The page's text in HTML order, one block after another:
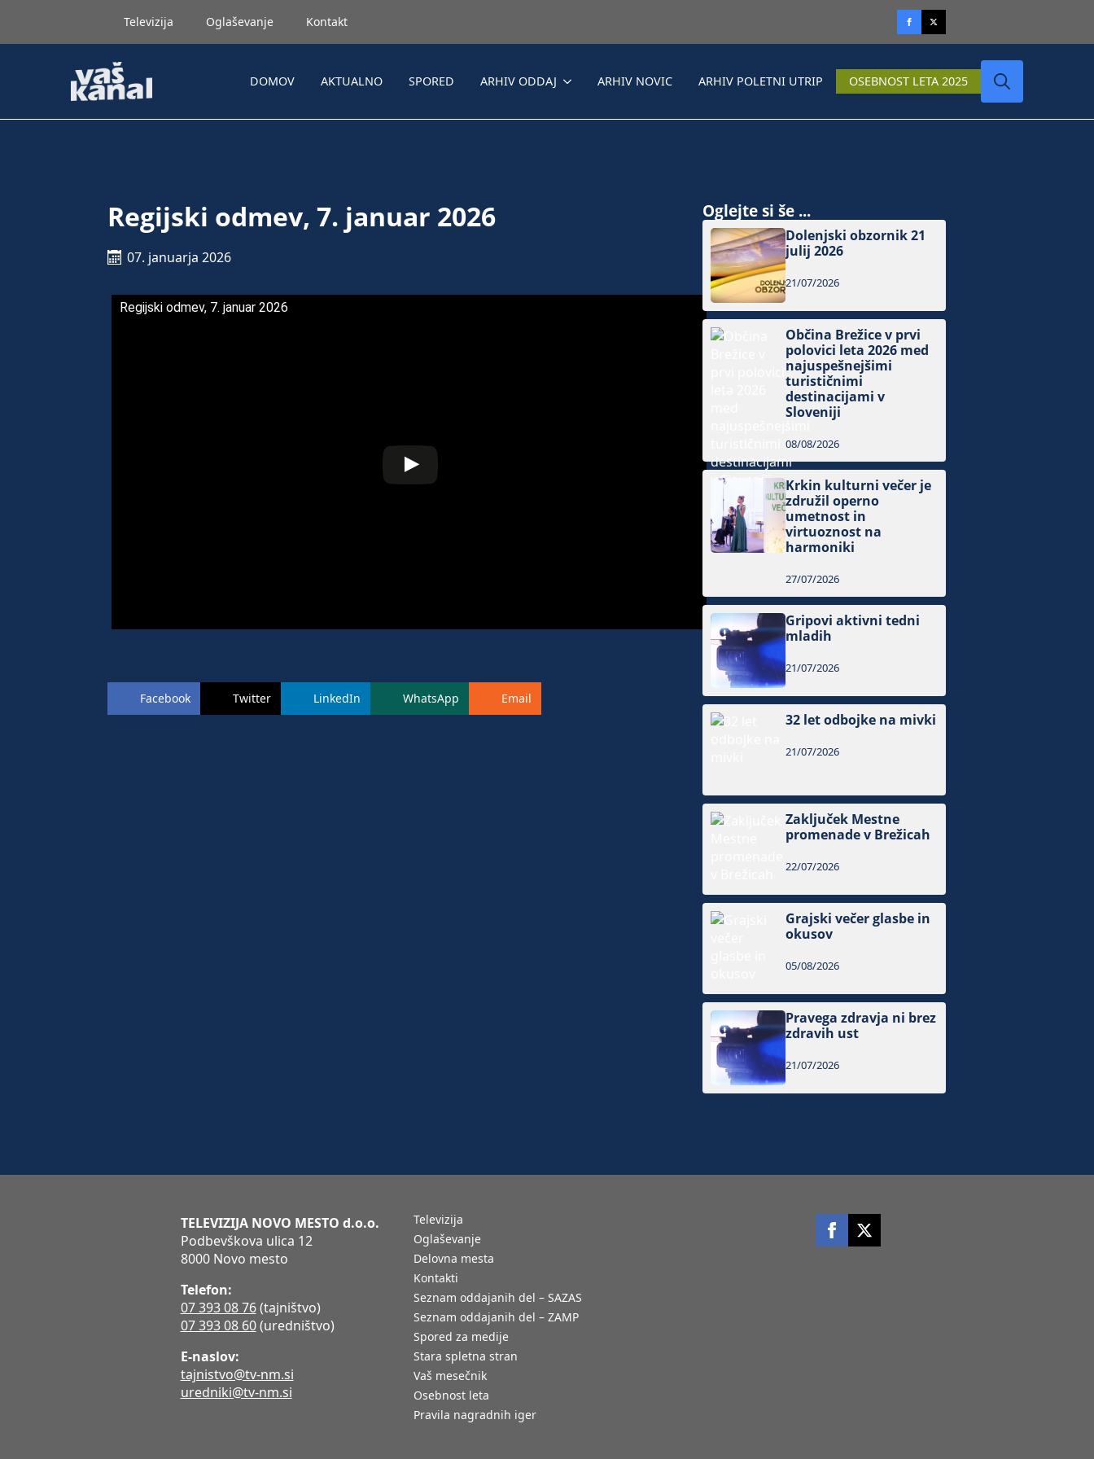
Televizija Oglaševanje Kontakt
DOMOV AKTUALNO SPORED ARHIV ODDAJ ARHIV NOVIC ARHIV POLETNI UTRIP OSEBNOST LETA 2025
Regijski odmev, 7. januar 2026
07. januarja 2026
Regijski odmev, 7. januar 2026
Facebook Twitter LinkedIn WhatsApp Email
Oglejte si še ...
Dolenjski obzornik 21
julij 2026
21/07/2026
Občina Brežice v prvi
polovici leta 2026 med
najuspešnejšimi
turističnimi
destinacijami v
Sloveniji
08/08/2026
Krkin kulturni večer je
združil operno
umetnost in
virtuoznost na
harmoniki
27/07/2026
Gripovi aktivni tedni
mladih
21/07/2026
32 let odbojke na mivki
21/07/2026
Zaključek Mestne
promenade v Brežicah
22/07/2026
Grajski večer glasbe in
okusov
05/08/2026
Pravega zdravja ni brez
zdravih ust
21/07/2026
TELEVIZIJA NOVO MESTO d.o.o.
Podbevškova ulica 12
8000 Novo mesto
Telefon:
07 393 08 76(tajništvo)
07 393 08 60(uredništvo)
E-naslov:
tajnistvo@tv-nm.si
uredniki@tv-nm.si
Televizija
Oglaševanje
Delovna mesta
Kontakti
Seznam oddajanih del – SAZAS
Seznam oddajanih del – ZAMP
Spored za medije
Stara spletna stran
Vaš mesečnik
Osebnost leta
Pravila nagradnih iger